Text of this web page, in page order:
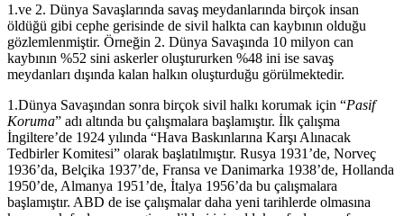
1.ve 2. Dünya Savaşlarında savaş meydanlarında birçok insan
öldüğü gibi cephe gerisinde de sivil halkta can kaybının olduğu
gözlemlenmiştir. Örneğin 2. Dünya Savaşında 10 milyon can
kaybının %52 sini askerler oluştururken %48 ini ise savaş
meydanları dışında kalan halkın oluşturduğu görülmektedir.
1.Dünya Savaşından sonra birçok sivil halkı korumak için “Pasif
Koruma” adı altında bu çalışmalara başlamıştır. İlk çalışma
İngiltere’de 1924 yılında “Hava Baskınlarına Karşı Alınacak
Tedbirler Komitesi” olarak başlatılmıştır. Rusya 1931’de, Norveç
1936’da, Belçika 1937’de, Fransa ve Danimarka 1938’de, Hollanda
1950’de, Almanya 1951’de, İtalya 1956’da bu çalışmalara
başlamıştır. ABD de ise çalışmalar daha yeni tarihlerde olmasına